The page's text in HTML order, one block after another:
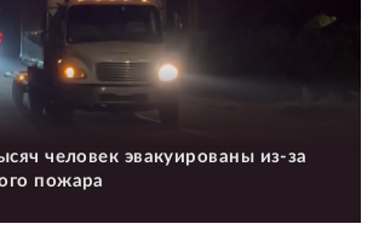
человек эвакуированы из-за
пожара